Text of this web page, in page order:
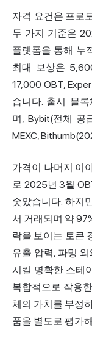
자격 요건은 프로
두 가지 기준은
플랫폼을 통해 누
최대 보상은
17,000 OBT,
습니다. 출시 블
며, Bybit(전체 공
MEXC,
가격이 나머지 이
로 2025년 3월
솟았습니다. 하지
서 거래되며 약
락을 보이는 토큰
유출 압력, 파밍
시킬 명확한 스테
복합적으로 작용
체의 가치를 부정
품을 별도로 평가